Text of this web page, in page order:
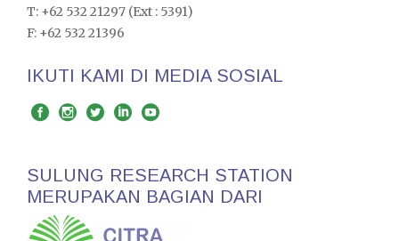
T: +62 532 21297 (Ext : 5391)
F: +62 532 21396
IKUTI KAMI DI MEDIA SOSIAL
SULUNG RESEARCH STATION
MERUPAKAN BAGIAN DARI